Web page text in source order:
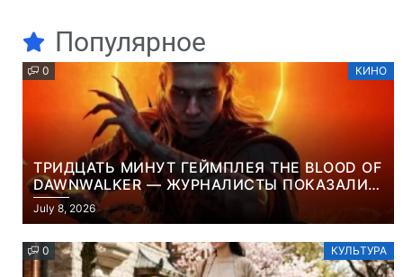
Популярное
0 КИНО
ТРИДЦАТЬ МИНУТ ГЕЙМПЛЕЯ THE BLOOD OF
DAWNWALKER — ЖУРНАЛИСТЫ ПОКАЗАЛИ
НАЧАЛО НОВОЙ ИГРЫ ОТ ВЕТЕРАНОВ CD
PROJEKT RED
July 8, 2026
0 КУЛЬТУРА